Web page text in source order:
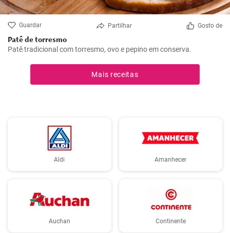
Guardar Partilhar Gosto de
Patê de torresmo
Patê tradicional com torresmo, ovo e pepino em conserva.
Mais receitas
Aldi Amanhecer
Auchan Continente